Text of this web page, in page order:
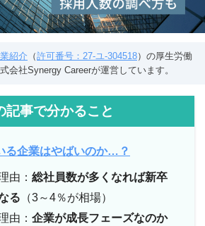
紹介 （許可番号：27-ユ-304518）の厚生労働
会社Synergy Careerが運営しています。
記事で分かること
る企業はやばいのか…？
由： 総社員数が多くなれば新卒
る （3～4％が相場）
由： 企業が成長フェーズなのか